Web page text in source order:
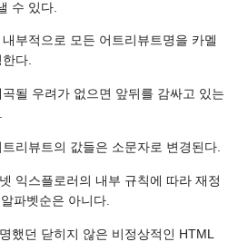
수 있다.
부적으로 모든 어트리뷰트명을 카멜
다.
될 우려가 없으면 앞뒤를 감싸고 있는
리뷰트의 값들은 소문자로 변경된다.
익스플로러의 내부 규칙에 따라 재정
파벳순은 아니다.
했던 닫히지 않은 비정상적인 HTML